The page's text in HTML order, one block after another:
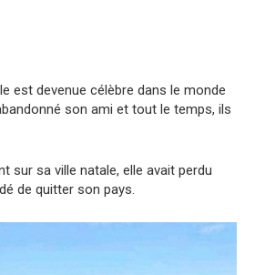
est devenue célèbre dans le monde
son ami et tout le temps, ils
sur sa ville natale, elle avait perdu
de quitter son pays.